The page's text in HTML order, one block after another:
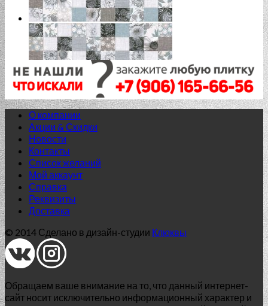
Нет в наличии
Lurex
LUREX Д188021 Бежевый 60*23 декор
749.00₽
Добавить в список желаний
О компании
Акции & Скидки
Новости
Контакты
Список желаний
Мой аккаунт
Справка
Реквизиты
Доставка
© 2014 Сделано в дизайн-студии Клюквы
Обращаем ваше внимание на то, что данный интернет-
сайт носит исключительно информационный характер и